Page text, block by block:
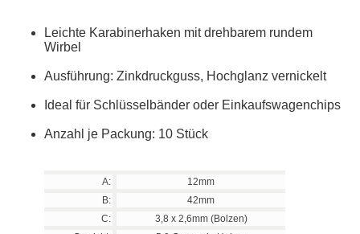
Leichte Karabinerhaken mit drehbarem rundem
Wirbel
Ausführung: Zinkdruckguss, Hochglanz vernickelt
Ideal für Schlüsselbänder oder Einkaufswagenchips
Anzahl je Packung: 10 Stück
A:
12mm
B:
42mm
C:
3,8 x 2,6mm (Bolzen)